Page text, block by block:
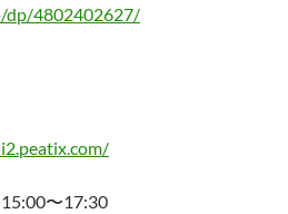
dp/4802402627/
〜17:30